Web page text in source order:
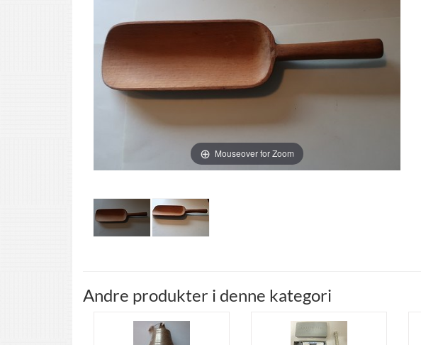
Mouseover for Zoom
Andre produkter i denne kategori